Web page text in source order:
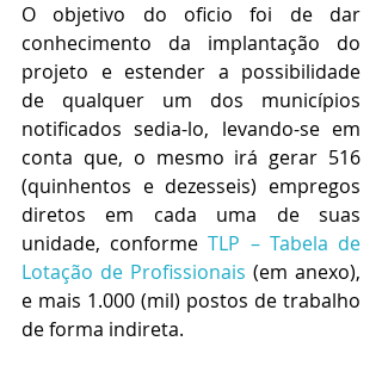
O objetivo do oficio foi de dar
conhecimento da implantação do
projeto e estender a possibilidade
de qualquer um dos municípios
notificados sedia-lo, levando-se em
conta que, o mesmo irá gerar 516
(quinhentos e dezesseis) empregos
diretos em cada uma de suas
unidade, conforme TLP – Tabela de
Lotação de Profissionais (em anexo),
e mais 1.000 (mil) postos de trabalho
de forma indireta.